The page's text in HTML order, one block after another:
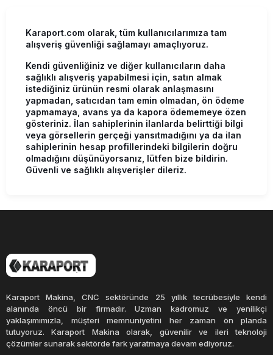
Karaport.com olarak, tüm kullanıcılarımıza tam
alışveriş güvenliği sağlamayı amaçlıyoruz.
Kendi güvenliğiniz ve diğer kullanıcıların daha
sağlıklı alışveriş yapabilmesi için, satın almak
istediğiniz ürünün resmi olarak anlaşmasını
yapmadan, satıcıdan tam emin olmadan, ön ödeme
yapmamaya, avans ya da kapora ödememeye özen
gösteriniz. İlan sahiplerinin ilanlarda belirttiği bilgi
veya görsellerin gerçeği yansıtmadığını ya da ilan
sahiplerinin hesap profillerindeki bilgilerin doğru
olmadığını düşünüyorsanız, lütfen bize bildirin.
Güvenli ve sağlıklı alışverişler dileriz.
Karaport Makina, CNC sektöründe 25 yıllık tecrübesiyle kendi
alanında öncü bir firmadır. Uzman kadromuz ve yenilikçi
yaklaşımımızla, müşteri memnuniyetini her zaman ön planda
tutuyoruz. Karaport Makina olarak, güvenilir ve ileri teknoloji
çözümler sunarak sektörde fark yaratmaya devam ediyoruz.